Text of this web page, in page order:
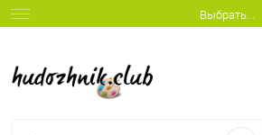
Выбрать...